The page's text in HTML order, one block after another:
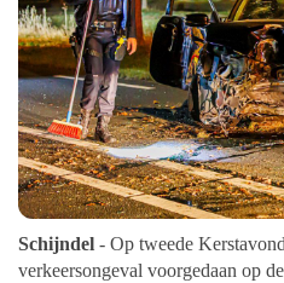
Schijndel - Op tweede
verkeersongeval voorgedaan op